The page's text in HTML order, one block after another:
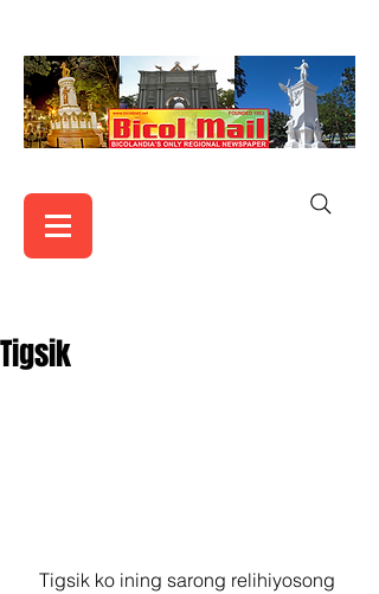
Tigsik
Tigsik ko ining sarong relihiyosong